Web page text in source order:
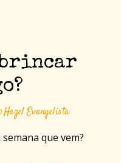
brincar
Hazel Evangelista
que vem?